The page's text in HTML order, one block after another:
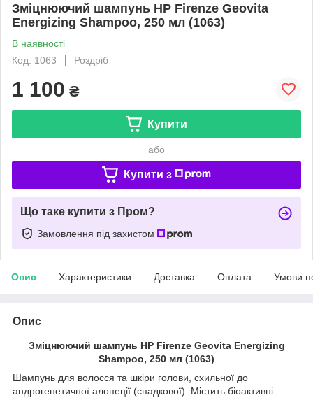
Зміцнюючий шампунь HP Firenze Geovita
Energizing Shampoo, 250 мл (1063)
В наявності
Код: 1063
Роздріб
1 100 ₴
Купити
або
Купити з
Що таке купити з Пром?
Замовлення під захистом
Опис Характеристики Доставка Оплата Умови
Опис
Зміцнюючий шампунь HP Firenze Geovita Energizing
Shampoo, 250 мл (1063)
Шампунь для волосся та шкіри голови, схильної до
андрогенетичної алопеції (спадкової). Містить біоактивні